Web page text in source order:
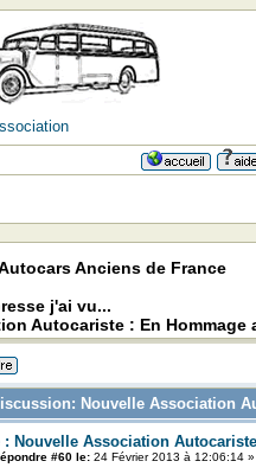
Anciens de France
j'ai vu...
Autocariste : En Hommage
Nouvelle Association
: Nouvelle Association
#60 le:24 Février 2013 à 12:06:14 »